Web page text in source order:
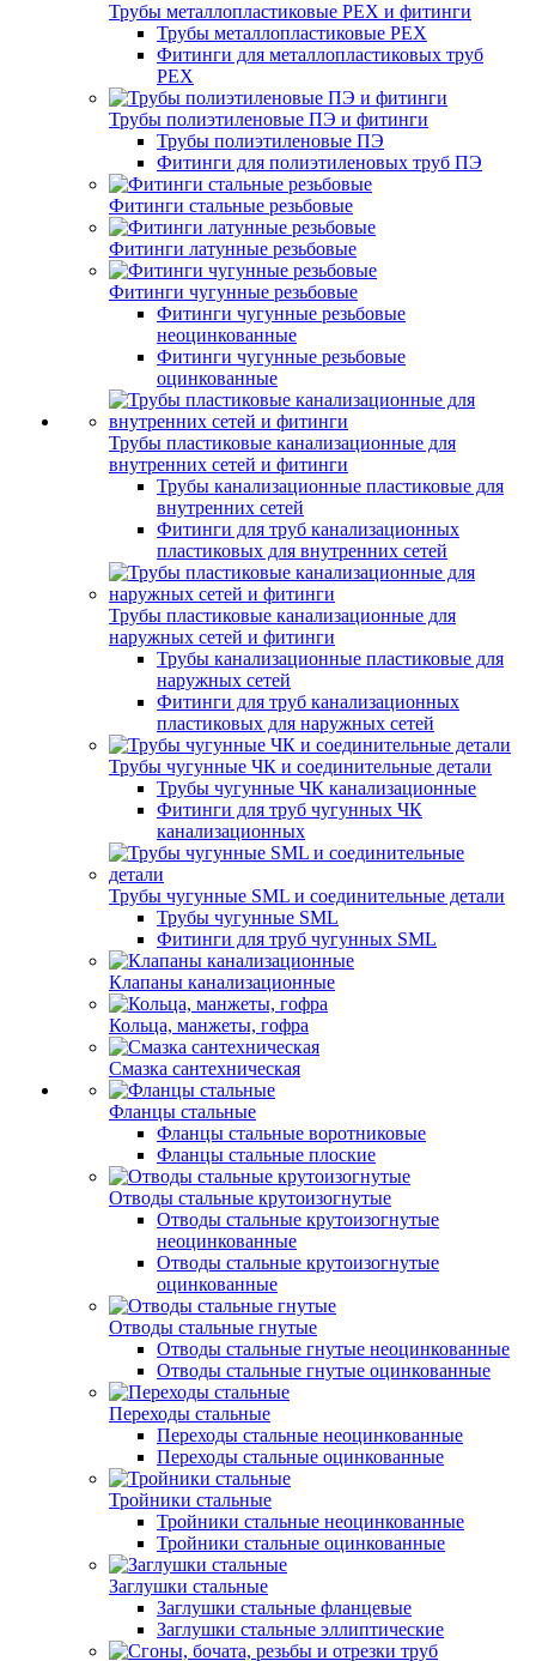
Трубы металлопластиковые PEX и фитинги
Трубы металлопластиковые PEX
Фитинги для металлопластиковых труб
PEX
Трубы полиэтиленовые ПЭ и фитинги
Трубы полиэтиленовые ПЭ
Фитинги для полиэтиленовых труб ПЭ
Фитинги стальные резьбовые
Фитинги латунные резьбовые
Фитинги чугунные резьбовые
Фитинги чугунные резьбовые
неоцинкованные
Фитинги чугунные резьбовые
оцинкованные
Трубы пластиковые канализационные для
внутренних сетей и фитинги
Трубы канализационные пластиковые для
внутренних сетей
Фитинги для труб канализационных
пластиковых для внутренних сетей
Трубы пластиковые канализационные для
наружных сетей и фитинги
Трубы канализационные пластиковые для
наружных сетей
Фитинги для труб канализационных
пластиковых для наружных сетей
Трубы чугунные ЧК и соединительные детали
Трубы чугунные ЧК канализационные
Фитинги для труб чугунных ЧК
канализационных
Трубы чугунные SML и соединительные детали
Трубы чугунные SML
Фитинги для труб чугунных SML
Клапаны канализационные
Кольца, манжеты, гофра
Смазка сантехническая
Фланцы стальные
Фланцы стальные воротниковые
Фланцы стальные плоские
Отводы стальные крутоизогнутые
Отводы стальные крутоизогнутые
неоцинкованные
Отводы стальные крутоизогнутые
оцинкованные
Отводы стальные гнутые
Отводы стальные гнутые неоцинкованные
Отводы стальные гнутые оцинкованные
Переходы стальные
Переходы стальные неоцинкованные
Переходы стальные оцинкованные
Тройники стальные
Тройники стальные неоцинкованные
Тройники стальные оцинкованные
Заглушки стальные
Заглушки стальные фланцевые
Заглушки стальные эллиптические